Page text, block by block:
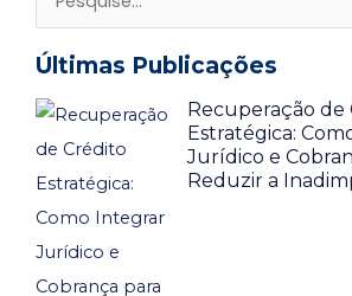
s
q
u
s
a
r
s
q
i
s
a
r
Últimas Publicações
Recuperação de
Estratégica:
Jurídico e
Reduzir a